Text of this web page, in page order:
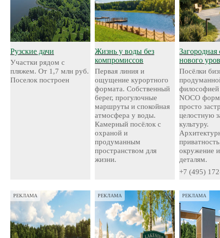
Рузские дачи
Участки рядом с
пляжем. От 1,7 млн руб.
Поселок построен
Жизнь у воды без
компромиссов
Первая линия и
ощущение курортного
формата. Собственный
берег, прогулочные
маршруты и спокойная
атмосфера у воды.
Камерный посёлок с
охраной и
продуманным
пространством для
жизни.
Загородная
нового
Посёлки
NOCO
просто
целостную
культуру.
окружение
деталям.
+7 (495)
РЕКЛАМА РЕКЛАМА РЕКЛАМА